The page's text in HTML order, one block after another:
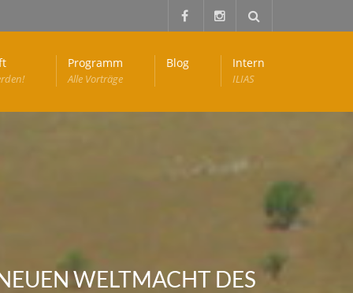
Programm
Alle Vorträge
Blog Intern
ILIAS
WELTMACHT DES